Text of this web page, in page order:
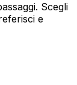
Scegli
e